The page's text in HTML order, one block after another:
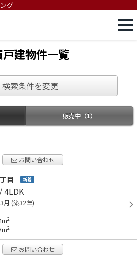
グ
戸建物件一覧
検索条件を変更
販売中（1）
お問い合わせ
目 新着
/ 4LDK
月 (築32年)
2
2
お問い合わせ